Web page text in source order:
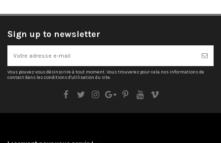
Sign up to newsletter
Vous pouvez vous désinscrire à tout moment. Vous trouverez pour cela nos informations de
contact dans les conditions d'utilisation du site.